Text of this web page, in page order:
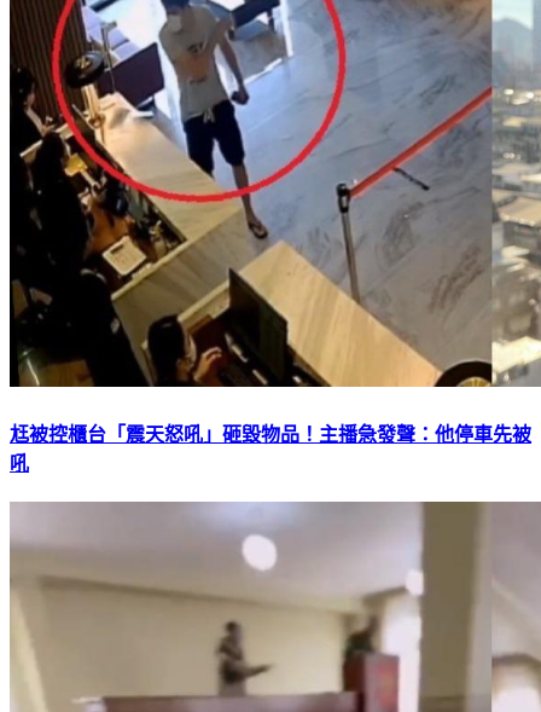
尪被控櫃台「震天怒吼」砸毀物品！主播急發聲：他停車先被
吼